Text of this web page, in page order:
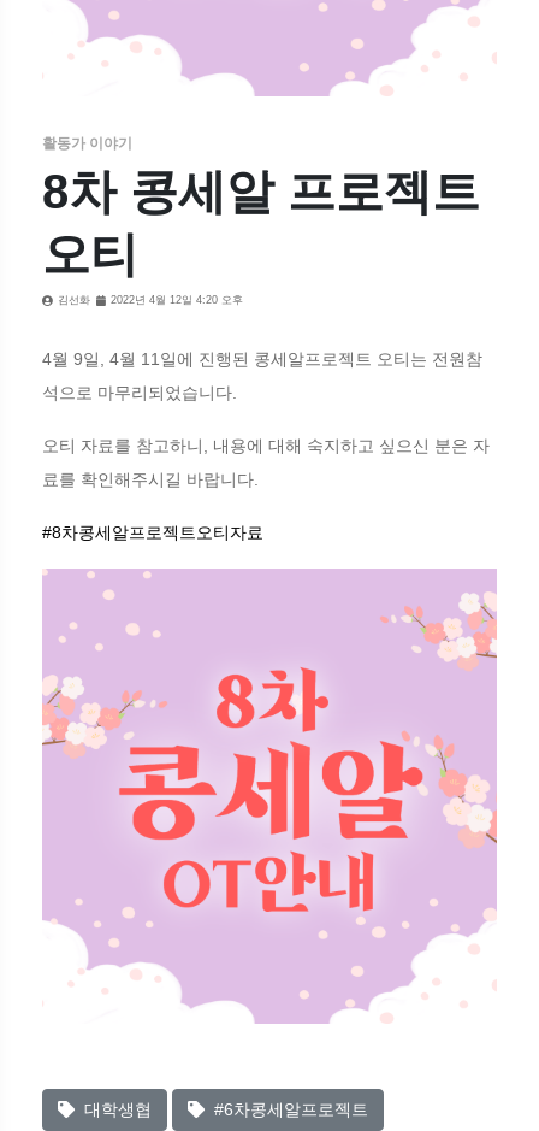
활동가 이야기
8차 콩세알 프로젝트
오티
김선화 2022년 4월 12일 4:20 오후
4월 9일, 4월 11일에 진행된 콩세알프로젝트 오티는 전원참
석으로 마무리되었습니다.
오티 자료를 참고하니, 내용에 대해 숙지하고 싶으신 분은 자
료를 확인해주시길 바랍니다.
#8차콩세알프로젝트오티자료
대학생협 #6차콩세알프로젝트